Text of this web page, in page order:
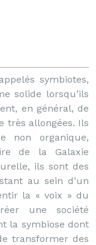
symbiotes,
solide lorsqu’ils
en général, de
très allongées. Ils
non organique,
de la Galaxie
ils sont des
au sein d’un
la « voix » du
une société
la symbiose dont
transformer des